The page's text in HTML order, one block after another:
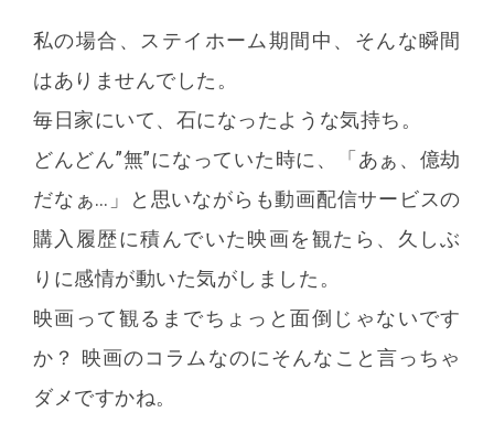
私の場合、ステイホーム期間中、そんな瞬間
はありませんでした。
毎日家にいて、石になったような気持ち。
どんどん”無”になっていた時に、「あぁ、億劫
だなぁ…」と思いながらも動画配信サービスの
購入履歴に積んでいた映画を観たら、久しぶ
りに感情が動いた気がしました。
映画って観るまでちょっと面倒じゃないです
か？ 映画のコラムなのにそんなこと言っちゃ
ダメですかね。